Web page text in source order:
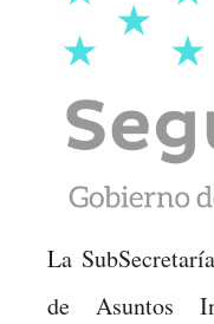
La
de Asuntos